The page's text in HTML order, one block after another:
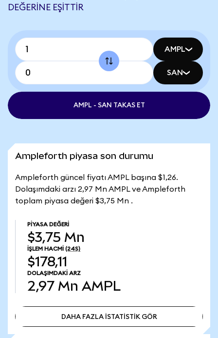
DEĞERINE EŞITTIR
AMPL
SAN
AMPL - SAN TAKAS ET
Ampleforth piyasa son durumu
Ampleforth güncel fiyatı AMPL başına $1,26.
Dolaşımdaki arzı 2,97 Mn AMPL ve Ampleforth
toplam piyasa değeri $3,75 Mn .
PIYASA DEĞERI
$3,75 Mn
İŞLEM HACMI (24S)
$178,11
DOLAŞIMDAKI ARZ
2,97 Mn AMPL
DAHA FAZLA İSTATİSTİK GÖR